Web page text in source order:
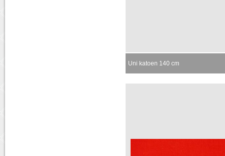
Uni katoen 140 cm